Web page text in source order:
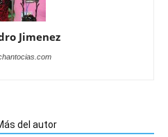
Jimenez
del autor